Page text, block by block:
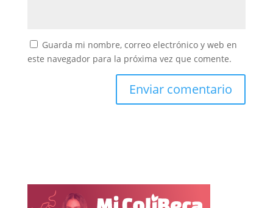
Guarda mi nombre, correo electrónico y web en
este navegador para la próxima vez que comente.